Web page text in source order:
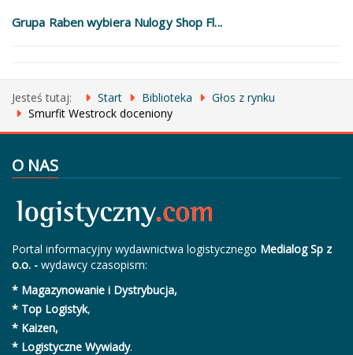
Grupa Raben wybiera Nulogy Shop Fl...
Jesteś tutaj: Start Biblioteka
Głos z rynku
Smurfit Westrock doceniony
O NAS
Portal informacyjny wydawnictwa logistycznego Medialog Sp z
o.o. - wydawcy czasopism:
* Magazynowanie i Dystrybucja,
* Top Logistyk,
* Kaizen,
* Logistyczne Wywiady.